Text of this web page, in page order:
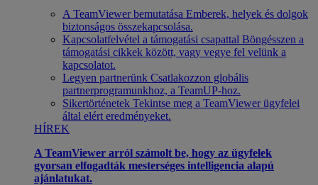
A TeamViewer bemutatása Emberek, helyek és dolgok
biztonságos összekapcsolása.
Kapcsolatfelvétel a támogatási csapattal Böngésszen a
támogatási cikkek között, vagy vegye fel velünk a
kapcsolatot.
Legyen partnerünk Csatlakozzon globális
partnerprogramunkhoz, a TeamUP-hoz.
Sikertörténetek Tekintse meg a TeamViewer ügyfelei
által elért eredményeket.
HÍREK
A TeamViewer arról számolt be, hogy az ügyfelek
gyorsan elfogadták mesterséges intelligencia alapú
ajánlatukat.